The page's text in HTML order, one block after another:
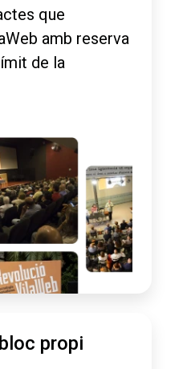
que
amb reserva
de la
propi